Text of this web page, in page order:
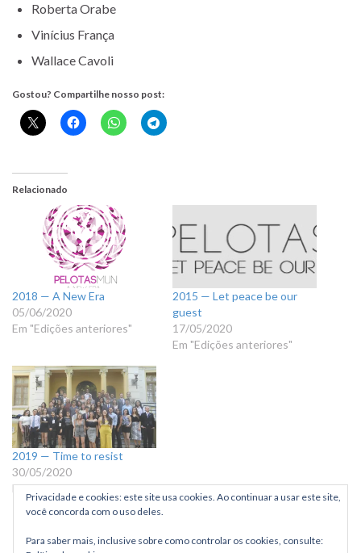
Roberta Orabe
Vinícius França
Wallace Cavoli
Gostou? Compartilhe nosso post:
Relacionado
2018 — A New Era
05/06/2020
Em "Edições anteriores"
2015 — Let peace be our
guest
17/05/2020
Em "Edições anteriores"
2019 — Time to resist
30/05/2020
Em "Edições anteriores"
Privacidade e cookies: este site usa cookies. Ao continuar a usar este site,
você concorda com o uso deles.
Para saber mais, inclusive sobre como controlar os cookies, consulte: